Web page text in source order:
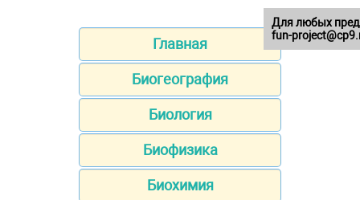
Главная
Биогеография
Биология
Биофизика
Биохимия
Для любых
fun-